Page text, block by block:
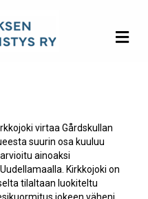
virtaa Gårdskullan
suurin osa kuuluu
ainoaksi
Kirkkojoki on
tilaltaan luokiteltu